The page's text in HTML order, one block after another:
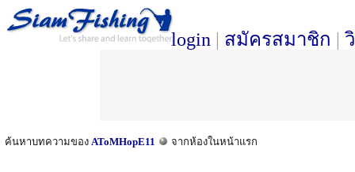
login | สมัครสมาชิก |
ค้นหาบทความของ AToMHopE11 จากห้องในหน้าแรก